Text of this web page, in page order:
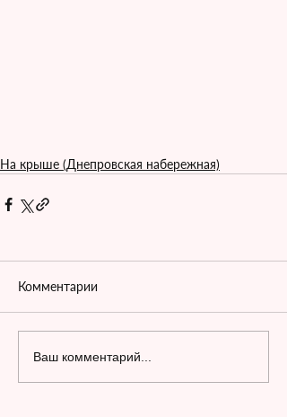
На крыше (Днепровская набережная)
Комментарии
Ваш комментарий...